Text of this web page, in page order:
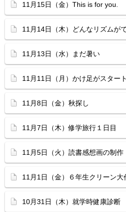
11月15日（金）This is for you.
11月14日（木）どんなリズムが
11月13日（水）まだ暑い
11月11日（月）かけ足がスタート
11月8日（金）秋探し
11月7日（木）修学旅行１日目
11月5日（火）読書感想画の制作
11月1日（金）６年生クリーン大
10月31日（木）就学時健康診断